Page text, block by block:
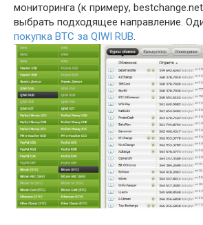
мониторинга (к примеру,
выбрать подходящее направление.
покупка BTC за QIWI RUB.